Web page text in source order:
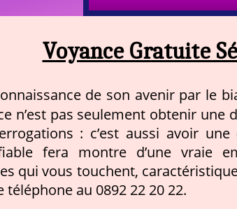
Voyance Gratuite
de son avenir par le
n’est pas seulement obtenir
: c’est aussi avoir
fera montre d’une vraie
qui vous touchent,
téléphone au 0892 22 20 22.